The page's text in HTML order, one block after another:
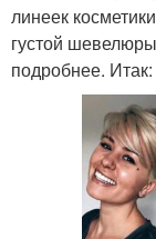
линеек
густой
подробнее. Итак: